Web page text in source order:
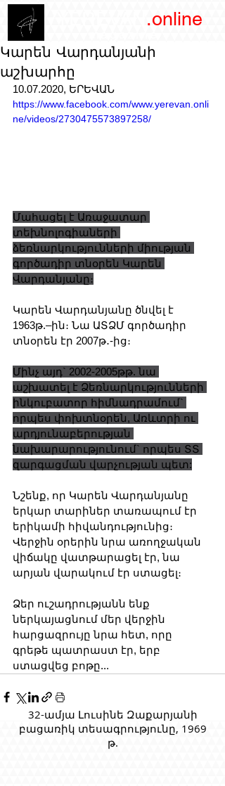
.online
Կարեն Վարդանյանի
աշխարհը
10.07.2020, ԵՐԵՎԱՆ
https://www.facebook.com/www.yerevan.onli
ne/videos/2730475573897258/
Մահացել է Առաջատար
տեխնոլոգիաների
ձեռնարկությունների միության
գործադիր տնօրեն Կարեն
Վարդանյանը։
Կարեն Վարդանյանը ծնվել է
1963թ.–ին։ Նա ԱՏՁՄ գործադիր
տնօրեն էր 2007թ․-ից։
Մինչ այդ` 2002-2005թթ. նա
աշխատել է Ձեռնարկությունների
ինկուբատոր հիմնադրամում`
որպես փոխտնօրեն, Առևտրի ու
արդյունաբերության
նախարարությունում` որպես ՏՏ
զարգացման վարչության պետ:
Նշենք, որ Կարեն Վարդանյանը
երկար տարիներ տառապում էր
երիկամի հիվանդությունից։
Վերջին օրերին նրա առողջական
վիճակը վատթարացել էր, նա
արյան վարակում էր ստացել։
Ձեր ուշադրությանն ենք
ներկայացնում մեր վերջին
հարցազրույը նրա հետ, որը
գրեթե պատրաստ էր, երբ
ստացվեց բոթը...
32-ամյա Լուսինե Զաքարյանի
բացառիկ տեսագրությունը, 1969
թ.